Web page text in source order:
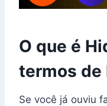
O que é
termos de
Se você já ouviu